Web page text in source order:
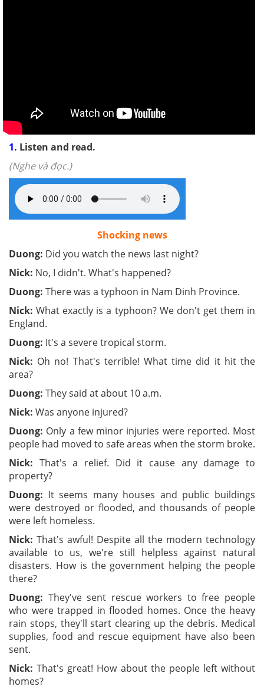
1. Listen and read.
(Nghe và đọc.)
Shocking news
Duong: Did you watch the news last night?
Nick: No, I didn't. What's happened?
Duong: There was a typhoon in Nam Dinh Province.
Nick: What exactly is a typhoon? We don't get them in
England.
Duong: It's a severe tropical storm.
Nick: Oh no! That's terrible! What time did it hit the
area?
Duong: They said at about 10 a.m.
Nick: Was anyone injured?
Duong: Only a few minor injuries were reported. Most
people had moved to safe areas when the storm broke.
Nick: That's a relief. Did it cause any damage to
property?
Duong: It seems many houses and public buildings
were destroyed or flooded, and thousands of people
were left homeless.
Nick: That's awful! Despite all the modern technology
available to us, we're still helpless against natural
disasters. How is the government helping the people
there?
Duong: They've sent rescue workers to free people
who were trapped in flooded homes. Once the heavy
rain stops, they'll start clearing up the debris. Medical
supplies, food and rescue equipment have also been
sent.
Nick: That's great! How about the people left without
homes?